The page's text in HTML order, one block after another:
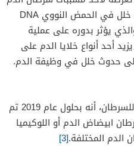
المختلفة، والتي تؤدي إلى إحداث خلل في الحمض النووي DNA
يؤثر بدوره على عملية
أحد أنواع خلايا الدم على
حدوث خلل في وظيفة الدم.
حسب إحصائيات المعهد القومي للسرطان، أنه بحلول عام 2019 تم
مصاب بسرطان ابيضاض الدم أو اللوكيميا
الدم المختلفة.[3]